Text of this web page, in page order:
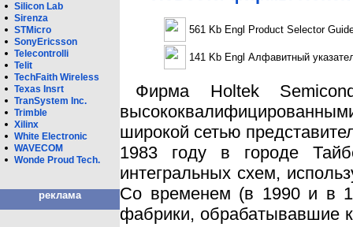
Silicon Lab
Sirenza
STMicro
SonyEricsson
Telecontrolli
Telit
TechFaith Wireless
Texas Insrt
TranSystem Inc.
Trimble
Xilinx
White Eleсtronic
WAVECOM
Wonde Proud Tech.
реклама
561 Kb Engl Product Selector
141 Kb Engl Алфавитный
Фирма Holtek
широкой сетью
1983 году в городе
интегральных схем,
Со временем (в 1990 и в
фабрики, обрабатывавшие